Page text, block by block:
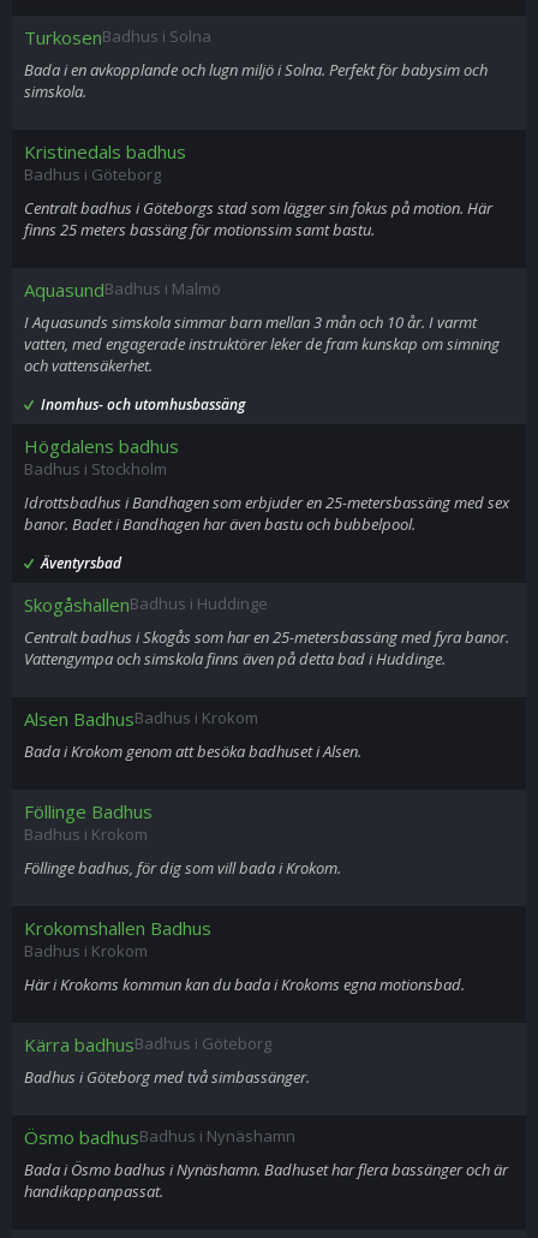
TurkosenBadhus i Solna
Bada i en avkopplande och lugn miljö i Solna. Perfekt för babysim och
simskola.
Kristinedals badhus
Badhus i Göteborg
Centralt badhus i Göteborgs stad som lägger sin fokus på motion. Här
finns 25 meters bassäng för motionssim samt bastu.
AquasundBadhus i Malmö
I Aquasunds simskola simmar barn mellan 3 mån och 10 år. I varmt
vatten, med engagerade instruktörer leker de fram kunskap om simning
och vattensäkerhet.
Inomhus- och utomhusbassäng
Högdalens badhus
Badhus i Stockholm
Idrottsbadhus i Bandhagen som erbjuder en 25-metersbassäng med sex
banor. Badet i Bandhagen har även bastu och bubbelpool.
Äventyrsbad
SkogåshallenBadhus i Huddinge
Centralt badhus i Skogås som har en 25-metersbassäng med fyra banor.
Vattengympa och simskola finns även på detta bad i Huddinge.
Alsen BadhusBadhus i Krokom
Bada i Krokom genom att besöka badhuset i Alsen.
Föllinge Badhus
Badhus i Krokom
Föllinge badhus, för dig som vill bada i Krokom.
Krokomshallen Badhus
Badhus i Krokom
Här i Krokoms kommun kan du bada i Krokoms egna motionsbad.
Kärra badhusBadhus i Göteborg
Badhus i Göteborg med två simbassänger.
Ösmo badhusBadhus i Nynäshamn
Bada i Ösmo badhus i Nynäshamn. Badhuset har flera bassänger och är
handikappanpassat.